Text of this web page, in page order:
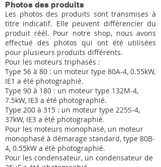
Photos des produits
Les photos des produits sont transmises à
titre indicatif. Elle peuvent différencier du
produit réél. Pour notre shop, nous avons
effectué des photos qui ont été utilisées
pour plusieurs produits différents.
Pour les moteurs triphasés :
Type 56 à 80 : un moteur type 80A-4, 0.55kW,
IE1 a été photographié.
Type 90 à 180 : un moteur type 132M-4,
7.5kW, IE3 a été photographié.
Type 200 à 315 : un moteur type 225S-4,
37kW, IE3 a été photographié.
Pour les moteurs monophasé, un moteur
monophasé à démarage standard, type 80B-
4, 0.55kW a été photographié.
Pour les condensateur, un condensateur de